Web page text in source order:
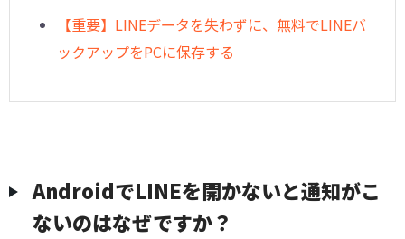
【重要】LINEデータを失わずに、無料でLINEバ
ックアップをPCに保存する
AndroidでLINEを開かないと通知がこ
ないのはなぜですか？